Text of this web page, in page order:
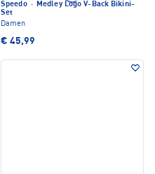
Speedo · Medley Logo V-Back Bikini-
Set
Damen
€ 45,99